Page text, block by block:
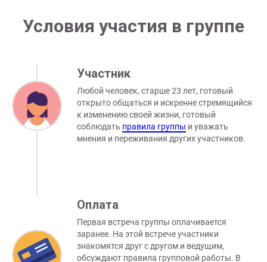
Условия участия в группе
Участник
Любой человек, старше 23 лет, готовый
открыто общаться и искренне стремящийся
к изменению своей жизни, готовый
соблюдать правила группы и уважать
мнения и переживания других участников.
Оплата
Первая встреча группы оплачивается
заранее. На этой встрече участники
знакомятся друг с другом и ведущим,
обсуждают правила групповой работы. В